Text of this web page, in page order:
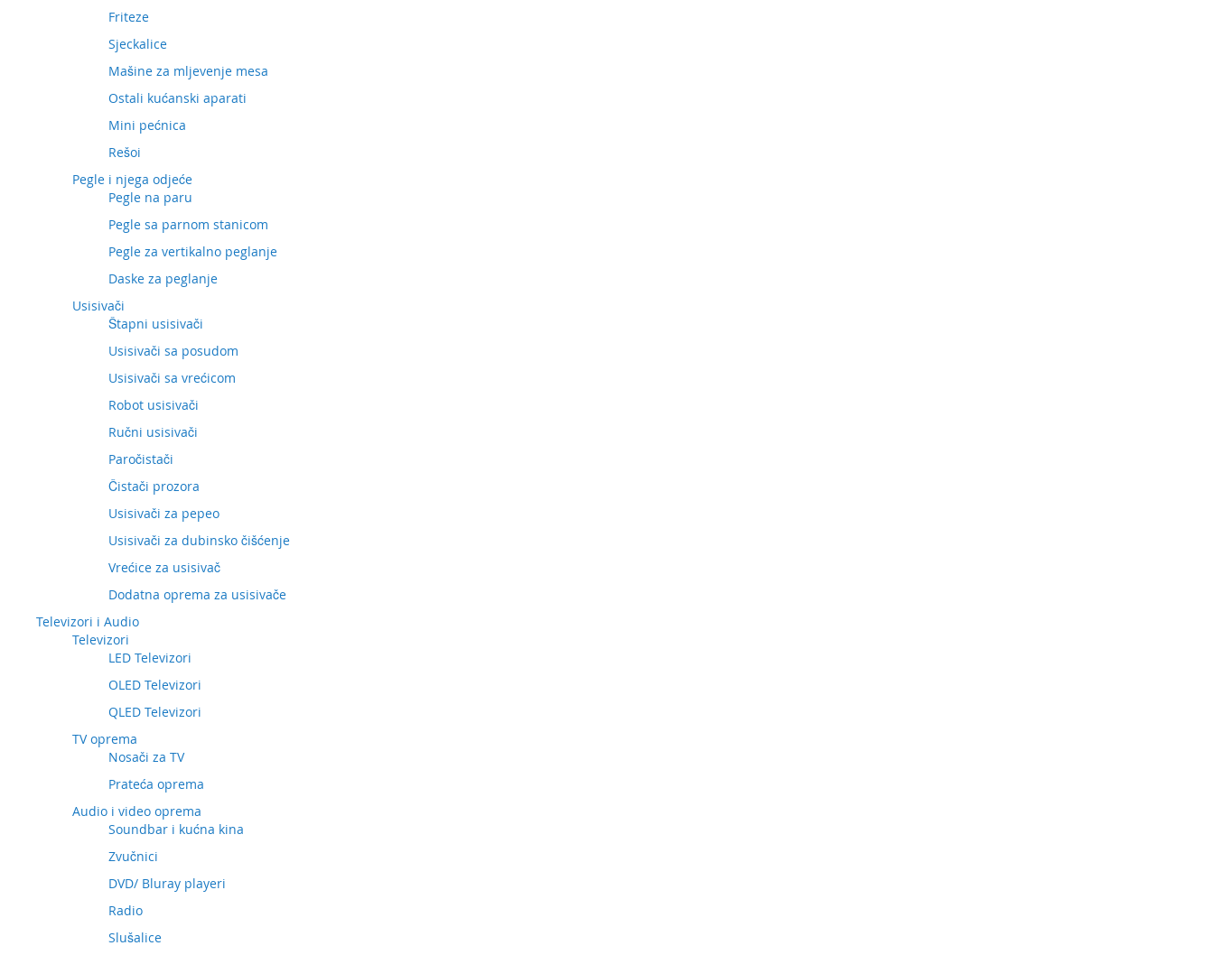
Friteze
Sjeckalice
Mašine za mljevenje mesa
Ostali kućanski aparati
Mini pećnica
Rešoi
Pegle i njega odjeće
Pegle na paru
Pegle sa parnom stanicom
Pegle za vertikalno peglanje
Daske za peglanje
Usisivači
Štapni usisivači
Usisivači sa posudom
Usisivači sa vrećicom
Robot usisivači
Ručni usisivači
Paročistači
Čistači prozora
Usisivači za pepeo
Usisivači za dubinsko čišćenje
Vrećice za usisivač
Dodatna oprema za usisivače
Televizori i Audio
Televizori
LED Televizori
OLED Televizori
QLED Televizori
TV oprema
Nosači za TV
Prateća oprema
Audio i video oprema
Soundbar i kućna kina
Zvučnici
DVD/ Bluray playeri
Radio
Slušalice